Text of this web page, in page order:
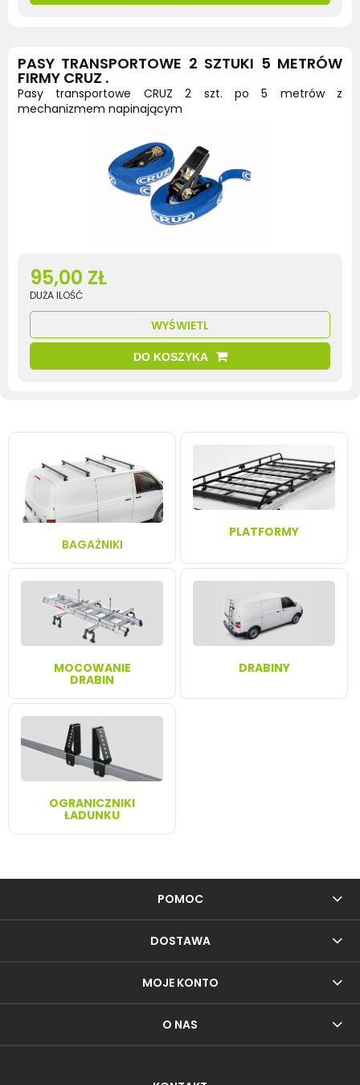
PASY TRANSPORTOWE 2 SZTUKI 5 METRÓW
FIRMY CRUZ .
Pasy transportowe CRUZ 2 szt. po 5 metrów z
mechanizmem napinającym
95,00 ZŁ
DUŻA ILOŚĆ
WYŚWIETL
DO KOSZYKA
BAGAŻNIKI
PLATFORMY
MOCOWANIE
DRABIN
DRABINY
OGRANICZNIKI
ŁADUNKU
POMOC
DOSTAWA
MOJE KONTO
O NAS